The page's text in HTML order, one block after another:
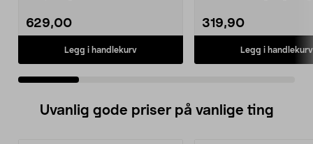
629,00
Legg i handlekurv
319,90
Legg i handlekurv
Uvanlig gode priser på vanlige ting